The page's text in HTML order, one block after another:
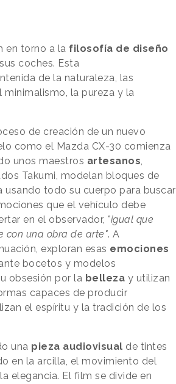
en torno a la filosofía de diseño
coches. Esta
de la naturaleza, las
la pureza y la
de creación de un nuevo
como el Mazda CX-30 comienza
unos maestros artesanos,
Takumi, modelan bloques de
usando todo su cuerpo para buscar
que el vehículo debe
en el observador, "igual que
con una obra de arte". A
exploran esas emociones
bocetos y modelos
obsesión por la belleza y utilizan
capaces de producir
el espíritu y la tradición de los
una pieza audiovisual de tintes
en la arcilla, el movimiento del
elegancia. El film se divide en